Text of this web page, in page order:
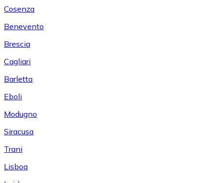
Cosenza
Benevento
Brescia
Cagliari
Barletta
Eboli
Modugno
Siracusa
Trani
Lisboa